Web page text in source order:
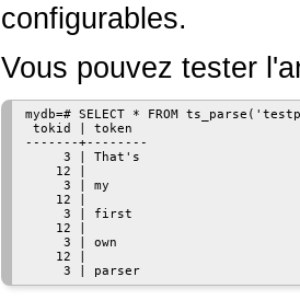
configurables.
Vous pouvez tester
mydb=# SELECT * FROM
tokid | token
-------+--------
     3 | That's
    12 |
     3 | my
    12 |
     3 | first
    12 |
     3 | own
    12 |